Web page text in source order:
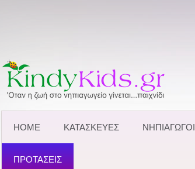
HOME ΚΑΤΑΣΚΕΥΕΣ ΝΗΠΙΑΓΩΓΟΙ
ΠΡΟΤΑΣΕΙΣ